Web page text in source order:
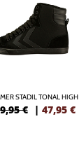
STADIL TONAL HIGH
€ | 47,95 €